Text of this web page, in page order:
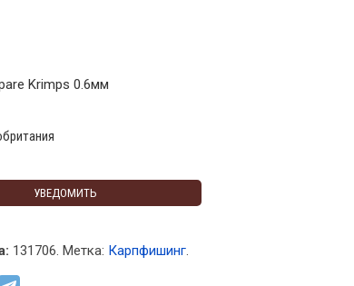
Krimps 0.6мм
УВЕДОМИТЬ
131706. Метка: Карпфишинг.